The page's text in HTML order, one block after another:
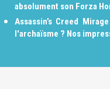
absolument son Forza
Assassin’s Creed
l'archaïsme ? Nos